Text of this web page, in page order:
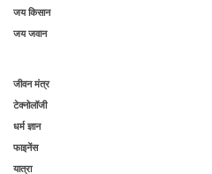
जय किसान
जय जवान
जीवन मंत्र
टेक्नोलॉजी
धर्म ज्ञान
फाइनेंस
यात्रा